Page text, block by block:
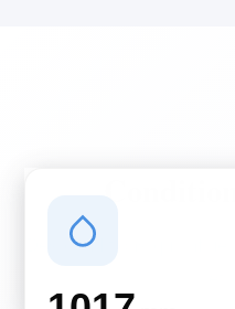
Des conditions qui